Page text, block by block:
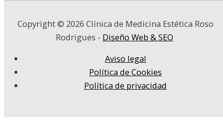
Copyright © 2026 Clínica de Medicina Estética Roso
Rodrigues - Diseño Web & SEO
Aviso legal
Política de Cookies
Política de privacidad